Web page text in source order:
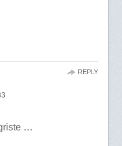
…
REPLY